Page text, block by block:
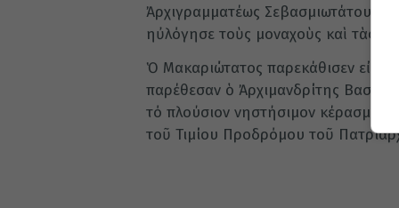
Ἀρχιγραμματέως Σεβασμιωτάτου
ηὐλόγησε τοὺς μοναχοὺς καὶ τὰς
Ὁ Μακαριώτατος παρεκάθισεν εἰς
παρέθεσαν ὁ Ἀρχιμανδρίτης
τό πλούσιον νηστήσιμον κέρασμα,
τοῦ Τιμίου Προδρόμου τοῦ